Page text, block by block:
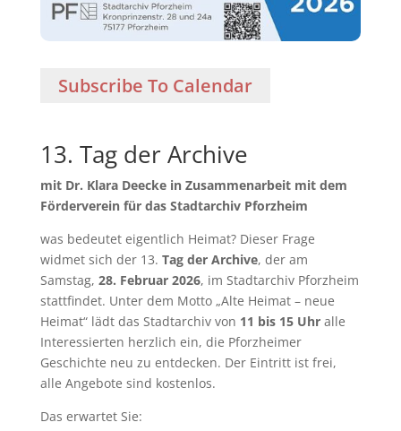
Subscribe To Calendar
13. Tag der Archive
mit Dr. Klara Deecke in Zusammenarbeit mit dem
Förderverein für das Stadtarchiv Pforzheim
was bedeutet eigentlich Heimat? Dieser Frage
widmet sich der 13. Tag der Archive, der am
Samstag, 28. Februar 2026, im Stadtarchiv Pforzheim
stattfindet. Unter dem Motto „Alte Heimat – neue
Heimat“ lädt das Stadtarchiv von 11 bis 15 Uhralle
Interessierten herzlich ein, die Pforzheimer
Geschichte neu zu entdecken. Der Eintritt ist frei,
alle Angebote sind kostenlos.
Das erwartet Sie: